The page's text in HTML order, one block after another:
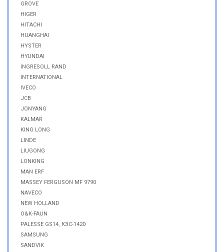
GROVE
HIGER
HITACHI
HUANGHAI
HYSTER
HYUNDAI
INGRESOLL RAND
INTERNATIONAL
IVECO
JCB
JONYANG
KALMAR
KING LONG
LINDE
LIUGONG
LONKING
MAN ERF
MASSEY FERGUSON MF 9790
NAVECO
NEW HOLLAND
O&K-FAUN
PALESSE GS14, КЗС-1420
SAMSUNG
SANDVIK